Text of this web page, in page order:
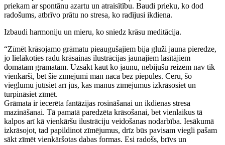
priekam ar spontānu azartu un atraisītību. Baudi prieku, ko dod
radošums, atbrīvo prātu no stresa, ko radījusi ikdiena.
Izbaudi harmoniju un mieru, ko sniedz krāsu meditācija.
“Zīmēt krāsojamo grāmatu pieaugušajiem bija gluži jauna pieredze,
jo lielākoties radu krāsainas ilustrācijas jaunajiem lasītājiem
domātām grāmatām. Uzsākt kaut ko jaunu, nebijušu reizēm nav tik
vienkārši, bet šie zīmējumi man nāca bez piepūles. Ceru, šo
vieglumu jutīsiet arī jūs, kas manus zīmējumus izkrāsosiet un
turpināsiet zīmēt.
Grāmata ir iecerēta fantāzijas rosināšanai un ikdienas stresa
mazināšanai. Tā pamatā paredzēta krāsošanai, bet vienlaikus tā
kalpos arī kā vienkāršu ilustrāciju veidošanas nodarbība. Iesākumā
izkrāsojot, tad papildinot zīmējumus, drīz būs pavisam viegli pašam
sākt zīmēt vienkāršotas dabas formas. Esi radošs, brīvs un